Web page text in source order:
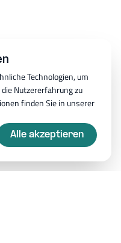
Technologien, um
Nutzererfahrung zu
finden Sie in unserer
Alle akzeptieren